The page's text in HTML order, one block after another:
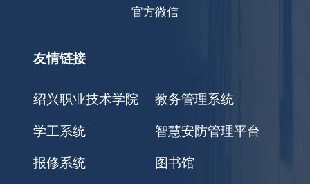
官方微信
友情链接
绍兴职业技术学院
教务管理系统
学工系统
智慧安防管理平台
报修系统
图书馆